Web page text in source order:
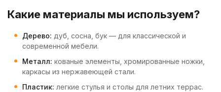
Какие материалы мы используем?
Дерево: дуб, сосна, бук — для классической и
современной мебели.
Металл: кованые элементы, хромированные ножки,
каркасы из нержавеющей стали.
Пластик: легкие стулья и столы для летних террас.